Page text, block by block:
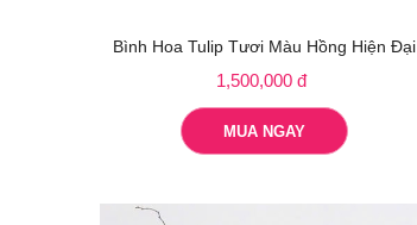
Bình Hoa Tulip Tươi Màu Hồng Hiện Đại
1,500,000 đ
MUA NGAY